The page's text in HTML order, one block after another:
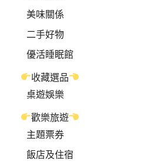
美味關係
二手好物
優活睡眠館
收藏選品
桌遊娛樂
歡樂旅遊
主題票券
飯店及住宿